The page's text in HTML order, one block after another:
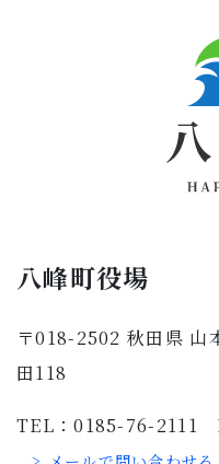
八峰町役場
〒018-2502 秋田県 山
田118
TEL：0185-76-2111